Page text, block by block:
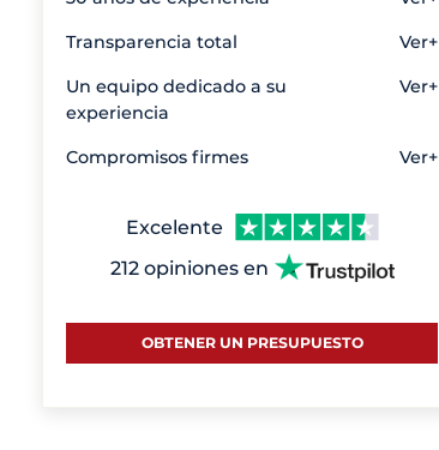
Transparencia total Ver+
Un equipo dedicado a su
experiencia
Ver+
Compromisos firmes Ver+
Excelente
212 opiniones en
OBTENER UN PRESUPUESTO